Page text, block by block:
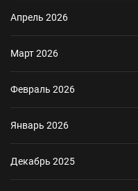
Апрель 2026
Март 2026
Февраль 2026
Январь 2026
Декабрь 2025